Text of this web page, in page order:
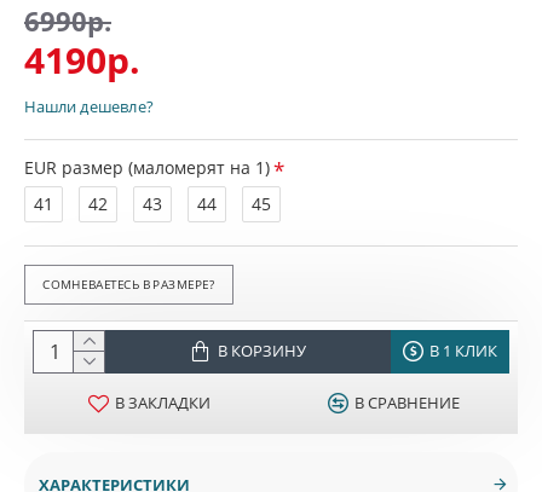
4190р.
6990р.
EUR размер (маломерят на 1)
41
42 43 44 45
В КОРЗИНУ В 1 КЛИК
В ЗАКЛАДКИ В СРАВНЕНИЕ
Нашли дешевле?
ХАРАКТЕРИСТИКИ
СОМНЕВАЕТЕСЬ В РАЗМЕРЕ?